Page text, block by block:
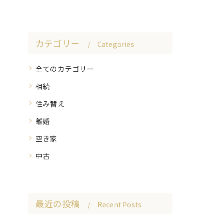
カテゴリー Categories
全てのカテゴリー
相続
住み替え
離婚
空き家
中古
最近の投稿 Recent Posts